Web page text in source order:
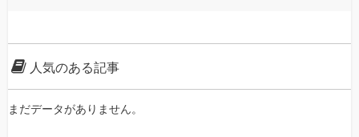
人気のある記事
まだデータがありません。